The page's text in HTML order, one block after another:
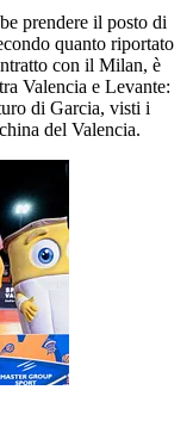
prendere il posto di
quanto riportato
con il Milan, è
Valencia e Levante:
di Garcia, visti i
del Valencia.